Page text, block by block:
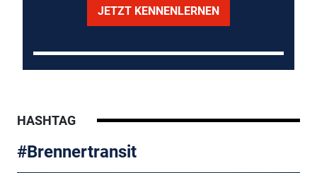
JETZT KENNENLERNEN
HASHTAG
#Brennertransit